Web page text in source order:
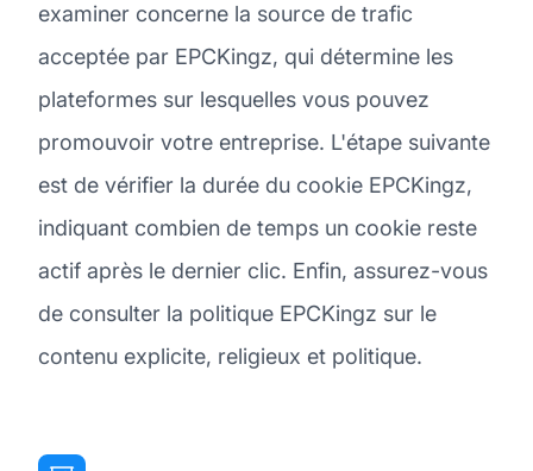
examiner concerne la source de trafic
acceptée par EPCKingz, qui détermine les
plateformes sur lesquelles vous pouvez
promouvoir votre entreprise. L'étape suivante
est de vérifier la durée du cookie EPCKingz,
indiquant combien de temps un cookie reste
actif après le dernier clic. Enfin, assurez-vous
de consulter la politique EPCKingz sur le
contenu explicite, religieux et politique.